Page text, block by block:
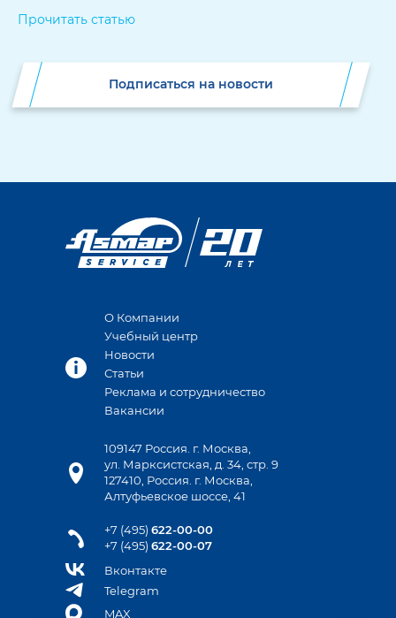
Прочитать статью
Подписаться на новости
О Компании
Учебный центр
Новости
Статьи
Реклама и сотрудничество
Вакансии
109147 Россия. г. Москва,
ул. Марксистская, д. 34, стр. 9
127410, Россия. г. Москва,
Алтуфьевское шоссе, 41
+7 (495) 622-00-00
+7 (495) 622-00-07
Вконтакте
Telegram
MAX